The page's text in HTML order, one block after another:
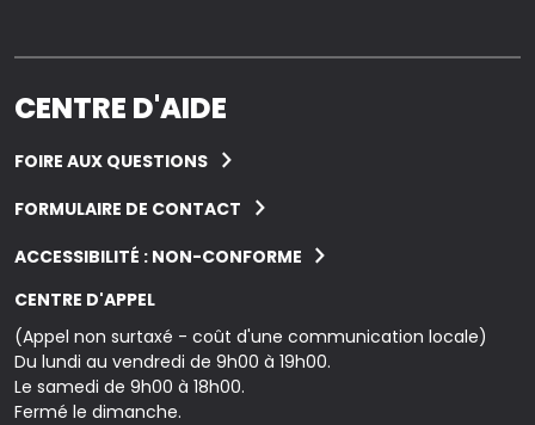
CENTRE D'AIDE
FOIRE AUX QUESTIONS
FORMULAIRE DE CONTACT
ACCESSIBILITÉ : NON-CONFORME
CENTRE D'APPEL
(Appel non surtaxé - coût d'une communication locale)
Du lundi au vendredi de 9h00 à 19h00.
Le samedi de 9h00 à 18h00.
Fermé le dimanche.